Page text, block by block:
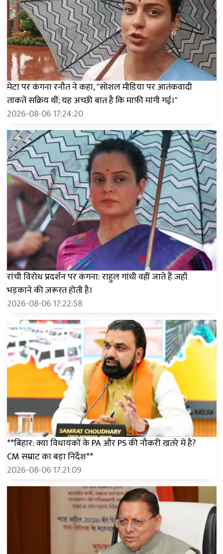
मेटा पर कंगना रनौत ने कहा, "सोशल मीडिया पर आतंकवादी
ताकतें सक्रिय थीं; यह अच्छी बात है कि माफ़ी मांगी गई।"
2026-08-06 17:24:20
रांची विरोध प्रदर्शन पर कंगना: राहुल गांधी वहीं जाते हैं जहाँ
भड़काने की ज़रूरत होती है।
2026-08-06 17:22:58
**बिहार: क्या विधायकों के PA और PS की नौकरी खतरे में है?
CM सम्राट का बड़ा निर्देश**
2026-08-06 17:21:09